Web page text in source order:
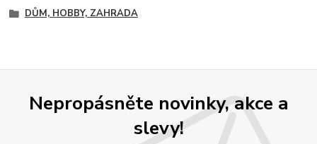
DŮM, HOBBY, ZAHRADA
Nepropásněte novinky, akce a
slevy!